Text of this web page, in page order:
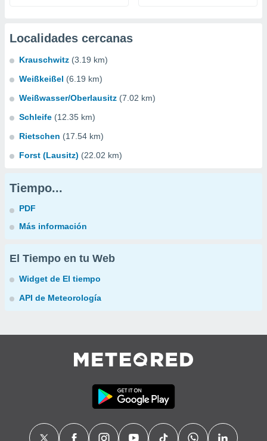
Localidades cercanas
Krauschwitz (3.19 km)
Weißkeißel (6.19 km)
Weißwasser/Oberlausitz (7.02 km)
Schleife (12.35 km)
Rietschen (17.54 km)
Forst (Lausitz) (22.02 km)
Tiempo...
PDF
Más información
El Tiempo en tu Web
Widget de El tiempo
API de Meteorología